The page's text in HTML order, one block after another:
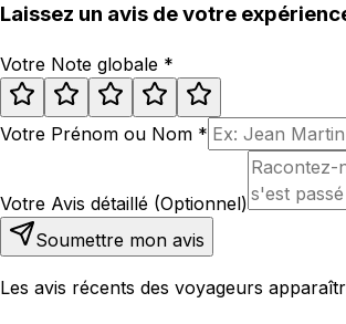
Laissez un avis de votre
Votre Note globale *
Votre Prénom ou Nom *
Votre Avis détaillé (Optionnel)
Soumettre mon avis
Les avis récents des voyageurs